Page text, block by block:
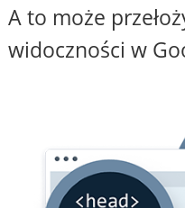
A to może
widoczności w